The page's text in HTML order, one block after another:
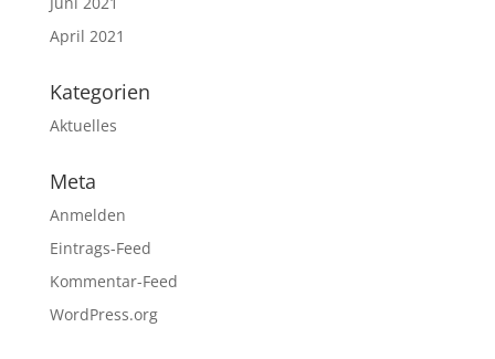
April 2021
Kategorien
Aktuelles
Meta
Anmelden
Eintrags-Feed
Kommentar-Feed
WordPress.org